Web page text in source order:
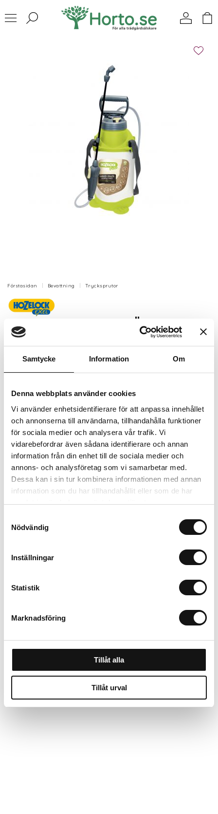
Samtycke Information Om
Denna webbplats använder cookies
Vi använder enhetsidentifierare för att anpassa innehållet
och annonserna till användarna, tillhandahålla funktioner
för sociala medier och analysera vår trafik. Vi
vidarebefordrar även sådana identifierare och annan
information från din enhet till de sociala medier och
annons- och analysföretag som vi samarbetar med.
Dessa kan i sin tur kombinera informationen med annan
information som du har tillhandahållit eller som de har
samlat in när du har använt deras tjänster.
Nödvändig
Inställningar
Statistik
Marknadsföring
Tillåt alla
Tillåt urval
Förstasidan Bevattning Trycksprutor
Tryckspruta Pure 5 L för Ättika
Tryckspruta med en behållare på sju liter och
arbetstryck.
Finns i lager (3 st)
Inkl. moms: 686 kr
Lägg i varukorgen
Trygg betalning
Ekologiskt utbud
Valbara fraktmetoder